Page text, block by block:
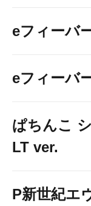
eフィーバ
eフィーバ
ぱちんこ
LT ver.
P新世紀エ